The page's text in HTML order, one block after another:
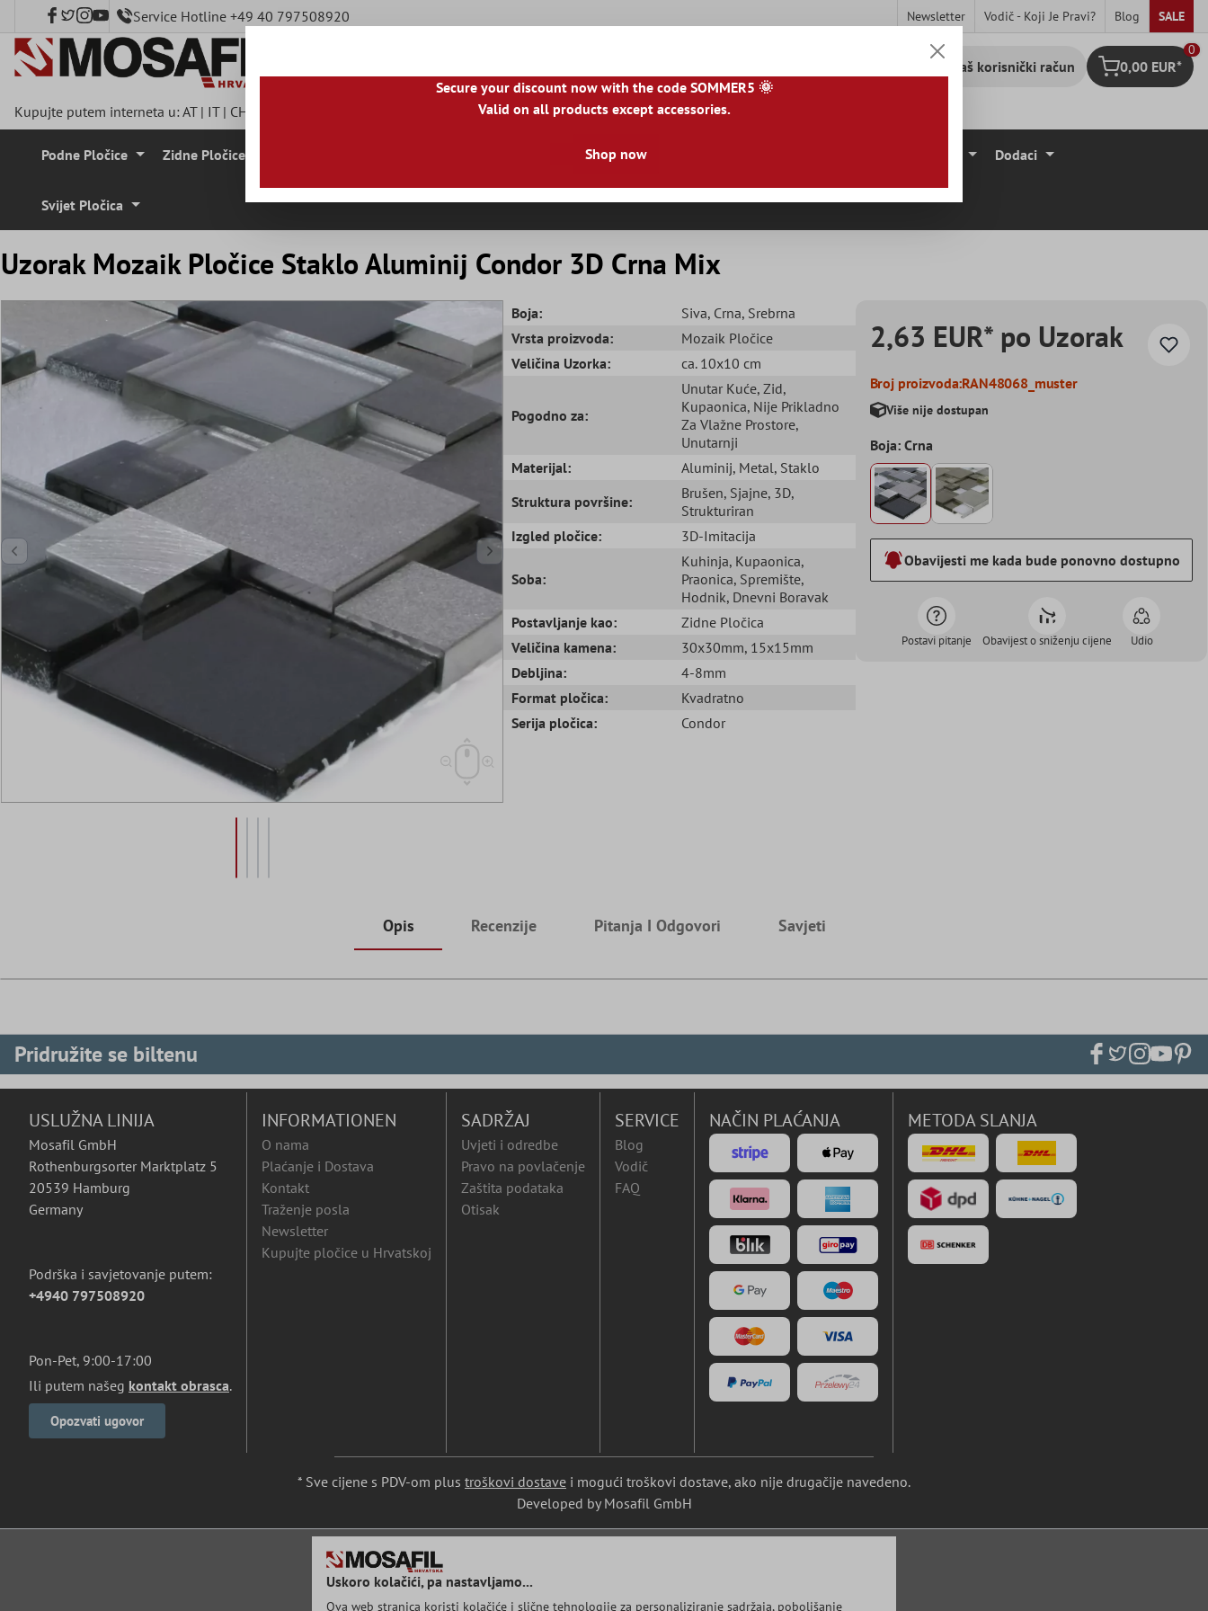
glavni sadržaj Service Hotline +49 40 797508920 Newsletter Vodič - Koji Je Pravi? Blog SALE
Vaš korisnički račun Košarica
0
0,00 EUR*
Kupujte putem interneta u:AT| IT| CH IE|ES| PL| PT|FI|GR|RO|NO|HU|BG
Podne Pločice Zidne Pločice Pločice Od Prirodnog Kamena Ploče Za Terasu Dodaci
Svijet Pločica
Uzorak Mozaik Pločice Staklo Aluminij Condor 3D Crna Mix
Boja: Siva, Crna, Srebrna
Vrsta proizvoda:
Mozaik Pločice
Veličina Uzorka:
ca. 10x10 cm
Pogodno za:
Unutar Kuće, Zid,
Kupaonica, Nije Prikladno
Za Vlažne Prostore,
Unutarnji
Materijal:
Aluminij, Metal, Staklo
Struktura površine:
Brušen, Sjajne, 3D,
Strukturiran
Izgled pločice:
3D-Imitacija
Soba:
Kuhinja, Kupaonica,
Praonica, Spremište,
Hodnik, Dnevni Boravak
Postavljanje kao:
Zidne Pločica
Veličina kamena:
30x30mm, 15x15mm
Debljina:
4-8mm
Format pločica:
Kvadratno
Serija pločica:
Condor
2,63 EUR* po Uzorak
Broj proizvoda:RAN48068_muster
Više nije dostupan
Boja: Crna
Obavijesti me kada bude ponovno dostupno
Postavi pitanje Obavijest o sniženju cijene Udio
Opis Recenzije Pitanja I Odgovori Savjeti
Pridružite se biltenu
USLUŽNA LINIJA
Mosafil GmbH
Rothenburgsorter Marktplatz 5
20539 Hamburg
Germany
Podrška i savjetovanje putem:
+4940 797508920
Pon-Pet, 9:00-17:00
Ili putem našeg kontakt obrasca.
Opozvati ugovor
INFORMATIONEN
O nama
Plaćanje i Dostava
Kontakt
Traženje posla
Newsletter
Kupujte pločice u Hrvatskoj
SADRŽAJ
Uvjeti i odredbe
Pravo na povlačenje
Zaštita podataka
Otisak
SERVICE
Blog
Vodič
FAQ
NAČIN PLAĆANJA METODA SLANJA
* Sve cijene s PDV-om plus troškovi dostave i mogući troškovi dostave, ako nije drugačije navedeno.
Developed by Mosafil GmbH
Uskoro kolačići, pa nastavljamo...
Ova web stranica koristi kolačiće i slične tehnologije za personaliziranje sadržaja, poboljšanje
Secure your discount now with the code SOMMER5 🌞
Valid on all products except accessories.
Shop now